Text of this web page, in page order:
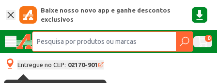
Baixe nosso novo app e ganhe descontos
exclusivos
0
Entregue no CEP: 02170-901